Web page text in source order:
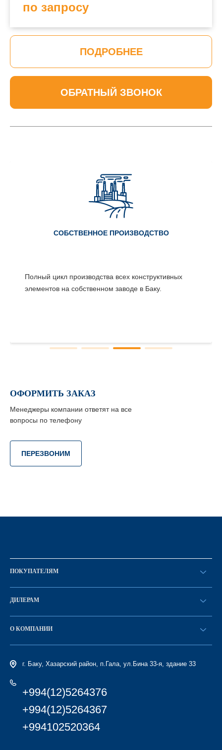
по запросу
ПОДРОБНЕЕ
ОБРАТНЫЙ ЗВОНОК
СОБСТВЕННОЕ ПРОИЗВОДСТВО
Полный цикл производства всех конструктивных
элементов на собственном заводе в Баку.
ОФОРМИТЬ ЗАКАЗ
Менеджеры компании ответят на все
вопросы по телефону
ПЕРЕЗВОНИМ
ПОКУПАТЕЛЯМ
Оформить заказ
Каталог
ДИЛЕРАМ
Стать дилером
О КОМПАНИИ
История компании
г. Баку, Хазарский район, п.Гала, ул.Бина 33-я, здание 33
+994(12)5264376
+994(12)5264367
+994102520364